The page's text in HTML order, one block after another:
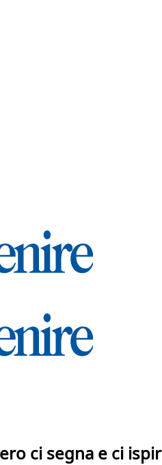
ci segna e ci